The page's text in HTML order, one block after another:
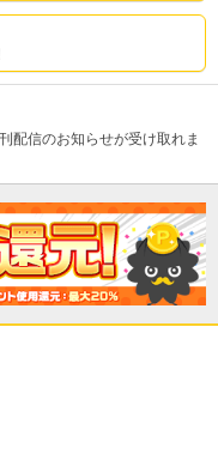
配信のお知らせが受け取れま